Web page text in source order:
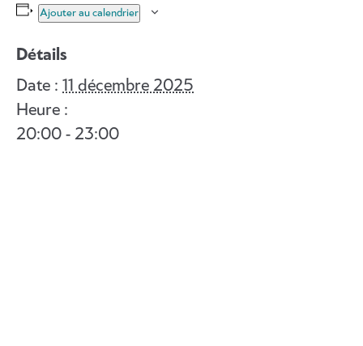
Ajouter au calendrier
Détails
Date : 11 décembre 2025
Heure :
20:00 - 23:00